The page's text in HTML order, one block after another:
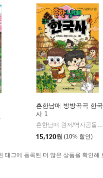
니 감수
흔한남매 방방곡곡 한국
사 1
흔한남매 원저/역사곰돌이 글/유난희 그림/미래엔 역사 교과서 집필진,흔한컴퍼니 감수
15,120원 (10% 할인)
태그에 등록된 더 많은 상품을 확인해